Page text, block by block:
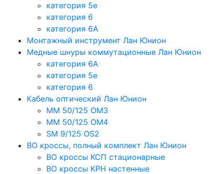
категория 5е
категория 6
категория 6A
Монтажный инструмент Лан Юнион
Медные шнуры коммутационные Лан Юнион
категория 6A
категория 5e
категория 6
Кабель оптический Лан Юнион
MM 50/125 OM3
MM 50/125 OM4
SM 9/125 OS2
ВО кроссы, полный комплект Лан Юнион
ВО кроссы КСП стационарные
ВО кроссы КРН настенные